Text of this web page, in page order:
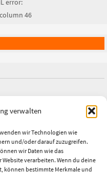
verwalten
wir Technologien wie
und/oder darauf zuzugreifen.
wir Daten wie das
verarbeiten. Wenn du deine
können bestimmte Merkmale und
error:
column 46